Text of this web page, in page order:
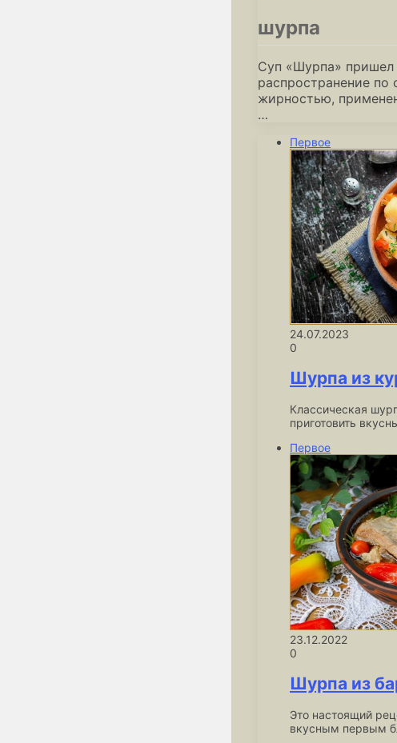
шурпа
Суп «Шурпа» пришел
распространение по
жирностью,
…
Первое
24.07.2023
0
Шурпа из
Классическая
приготовить
Первое
23.12.2022
0
Шурпа из
Это настоящий
вкусным первым